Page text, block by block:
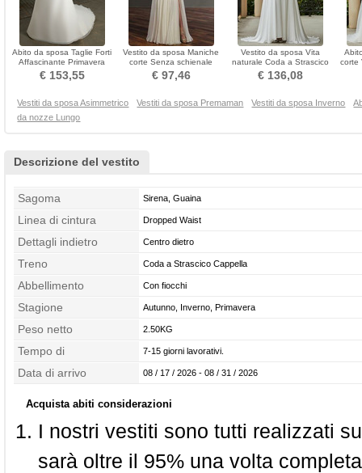
Abito da sposa Taglie Forti
Affascinante Primavera
Bianca Scollo a v
€ 153,55
Vestito da sposa Maniche
corte Senza schienale
Chiffon Fuori dalla spalla
€ 97,46
Vestito da sposa Vita
naturale Coda a Strascico
Cappella Maniche illusione
€ 136,08
corte
Vestiti da sposa Asimmetrico Vestiti da sposa Premaman Vestiti da sposa Inverno
da nozze Lungo
Descrizione del vestito
Sagoma Sirena, Guaina
Linea di cintura Dropped Waist
Dettagli indietro Centro dietro
Treno Coda a Strascico Cappella
Abbellimento Con fiocchi
Stagione Autunno, Inverno, Primavera
Peso netto 2.50KG
Tempo di
confezionamento
7-15 giorni lavorativi.
Data di arrivo 08 / 17 / 2026 - 08 / 31 / 2026
Acquista abiti considerazioni
I nostri vestiti sono tutti realizzati
sarà oltre il 95% una volta